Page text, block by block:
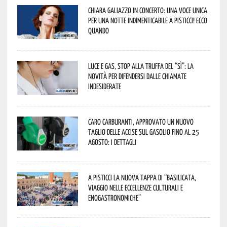
Chiara Galiazzo in concerto: una voce unica
per una notte indimenticabile a Pisticci! Ecco
quando
Luce e gas, stop alla truffa del “Sì”: la
novità per difendersi dalle chiamate
indesiderate
Caro carburanti, approvato un nuovo
taglio delle accise sul gasolio fino al 25
agosto: i dettagli
A Pisticci la nuova tappa di “Basilicata,
viaggio nelle eccellenze culturali e
enogastronomiche”